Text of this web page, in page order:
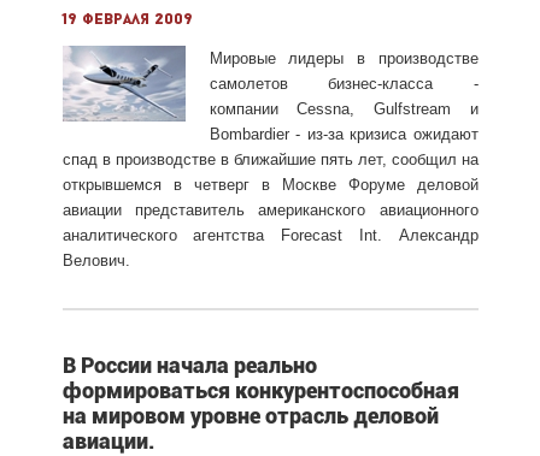
19 февраля 2009
Мировые лидеры в производстве
самолетов бизнес-класса -
компании Cessna, Gulfstream и
Bombardier - из-за кризиса ожидают
спад в производстве в ближайшие пять лет, сообщил на
открывшемся в четверг в Москве Форуме деловой
авиации представитель американского авиационного
аналитического агентства Forecast Int. Александр
Велович.
В России начала реально
формироваться конкурентоспособная
на мировом уровне отрасль деловой
авиации.